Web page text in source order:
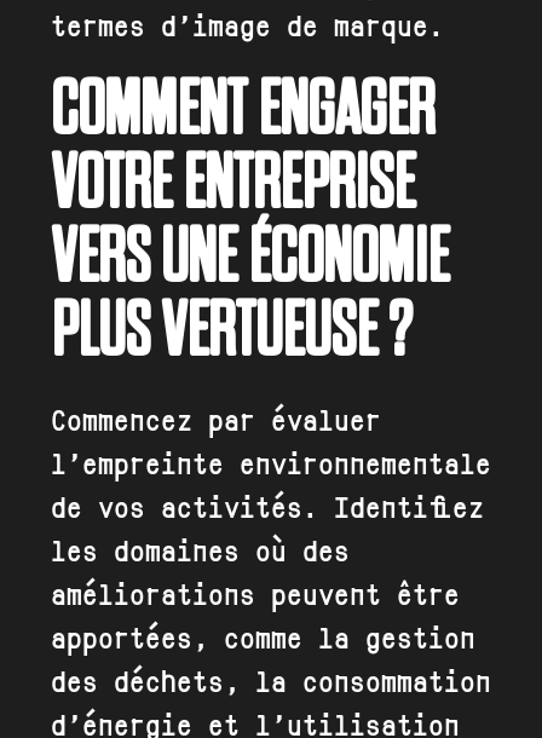
termes d’image de marque.
COMMENT ENGAGER
VOTRE ENTREPRISE
VERS UNE ÉCONOMIE
PLUS VERTUEUSE ?
Commencez par évaluer
l’empreinte environnementale
de vos activités. Identifiez
les domaines où des
améliorations peuvent être
apportées, comme la gestion
des déchets, la consommation
d’énergie et l’utilisation